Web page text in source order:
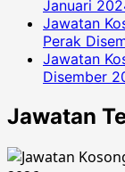
Januari
Jawatan
Perak
Jawatan
Disember
Jawatan